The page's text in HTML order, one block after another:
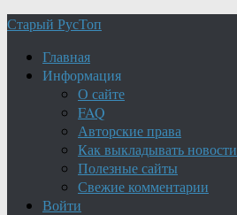
Старый РусТоп
Главная
Информация
О сайте
FAQ
Авторские права
Как выкладывать новости
Полезные сайты
Свежие комментарии
Войти